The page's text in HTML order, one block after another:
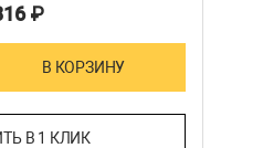
₽
В КОРЗИНУ
В 1 КЛИК